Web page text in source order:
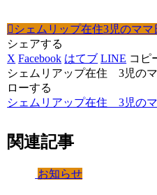
シェムリップ在住3児のママ
シェアする
X Facebook はてブ LINE コピ
シェムリアップ在住 3児の
ローする
シェムリアップ在住 3児の
関連記事
お知らせ